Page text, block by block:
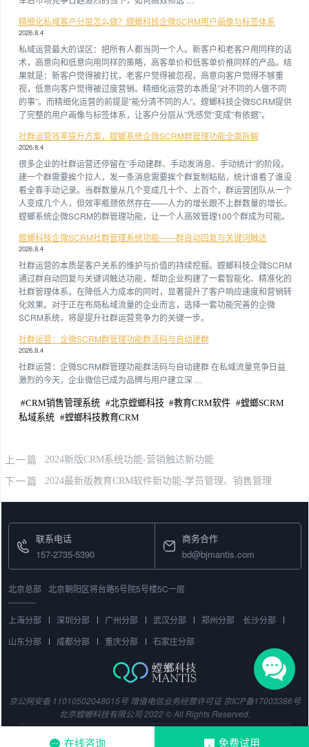
在线咨询 免费试用
精细化私域客户分层怎么做？螳螂科技企微SCRM用户画像与标签体系
2026.8.4
私域运营最大的误区：把所有人都当同一个人。新客户和老客户用同样的话
术，高意向和低意向用同样的策略，高客单价和低客单价推同样的产品。结
果就是：新客户觉得被打扰，老客户觉得被忽视，高意向客户觉得不够重
视，低意向客户觉得被过度营销。精细化运营的本质是”对不同的人做不同
的事”。而精细化运营的前提是”能分清不同的人”。螳螂科技企微SCRM提供
了完整的用户画像与标签体系，让客户分层从”凭感觉”变成”有依据”。
社群运营效率提升方案，螳螂系统企微SCRM群管理功能全面拆解
2026.8.4
很多企业的社群运营还停留在”手动建群、手动发消息、手动统计”的阶段。
建一个群需要挨个拉人，发一条消息需要挨个群复制粘贴，统计谁看了谁没
看全靠手动记录。当群数量从几个变成几十个、上百个，群运营团队从一个
人变成几个人，但效率瓶颈依然存在——人力的增长跟不上群数量的增长。
螳螂系统企微SCRM的群管理功能，让一个人高效管理100个群成为可能。
螳螂科技企微SCRM社群管理系统功能——群自动回复与关键词触达
2026.8.4
社群运营的本质是客户关系的维护与价值的持续挖掘。螳螂科技企微SCRM
通过群自动回复与关键词触达功能，帮助企业构建了一套智能化、精准化的
社群管理体系。在降低人力成本的同时，显著提升了客户响应速度和营销转
化效果。对于正在布局私域流量的企业而言，选择一套功能完善的企微
SCRM系统，将是提升社群运营竞争力的关键一步。
社群运营：企微SCRM群管理功能群活码与自动建群
2026.8.4
社群运营：企微SCRM群管理功能群活码与自动建群 在私域流量竞争日益
激烈的今天，企业微信已成为品牌与用户建立深 …
#CRM销售管理系统 #北京螳螂科技 #教育CRM软件 #螳螂SCRM
私域系统 #螳螂科技教育CRM
上一篇 2024新版CRM系统功能-营销触达新功能
下一篇 2024最新版教育CRM软件新功能-学员管理、销售管理
联系电话
157-2735-5390
商务合作
bd@bjmantis.com
北京总部 北京朝阳区将台路5号院5号楼5C一层
上海分部 深圳分部 广州分部 武汉分部 郑州分部
长沙分部
山东分部
成都分部 重庆分部 石家庄分部
京公网安备 11010502048015号 增值电信业务经营许可证 京ICP备17003386号
北京螳螂科技有限公司 2022 © All Rights Reserved.